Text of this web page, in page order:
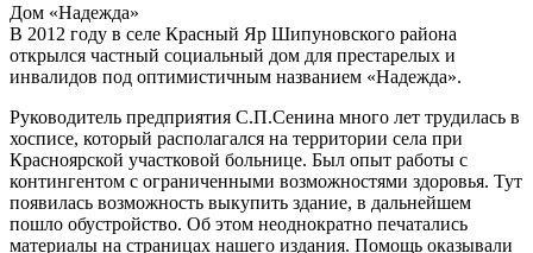
Дом «Надежда»
В 2012 году в селе Красный Яр Шипуновского района
открылся частный социальный дом для престарелых и
инвалидов под оптимистичным названием «Надежда».
Руководитель предприятия С.П.Сенина много лет трудилась в
хосписе, который располагался на территории села при
Красноярской участковой больнице. Был опыт работы с
контингентом с ограниченными возможностями здоровья. Тут
появилась возможность выкупить здание, в дальнейшем
пошло обустройство. Об этом неоднократно печатались
материалы на страницах нашего издания. Помощь оказывали